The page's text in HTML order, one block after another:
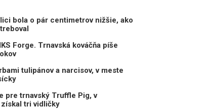
bola o pár centimetrov nižšie, ako
Forge. Trnavská kováčňa píše
tulipánov a narcisov, v meste
pre trnavský Truffle Pig, v
tri vidličky